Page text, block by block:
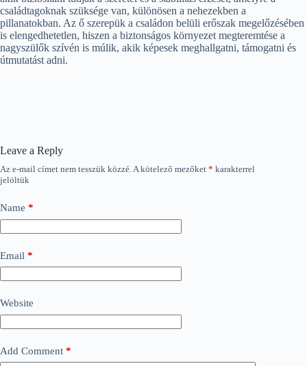
családtagoknak szüksége van, különösen a nehezekben a
pillanatokban. Az ő szerepük a családon belüli erőszak megelőzésében
is elengedhetetlen, hiszen a biztonságos környezet megteremtése a
nagyszülők szívén is múlik, akik képesek meghallgatni, támogatni és
útmutatást adni.
Leave a Reply
Az e-mail címet nem tesszük közzé.A kötelező mezőket * karakterrel
jelöltük
Name *
Email *
Website
Add Comment *